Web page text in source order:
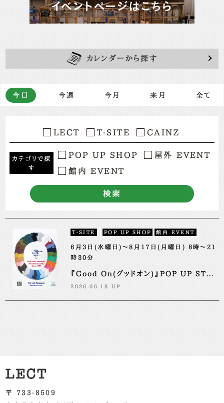
カレンダーから探す
今日 今週 今月 来月 全て
LECT T-SITE CAINZ
カテゴリで探
す
POP UP SHOP
屋外 EVENT
館内 EVENT
検索
T-SITE POP UP SHOP 館内 EVENT
6月3日(水曜日)～8月17日(月曜日) 8時～21
時30分
『Good On(グッドオン)』POP UP ST...
2026.06.18 UP
〒 733-8509